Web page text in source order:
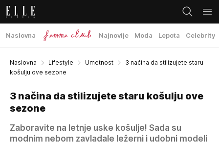
Naslovna Najnovije Moda Lepota Celebrity
Naslovna Lifestyle Umetnost
3 načina da stilizujete staru
košulju ove sezone
3 načina da stilizujete staru košulju ove
sezone
Zaboravite na letnje uske košulje! Sada su
modnim nebom zavladale ležerni i udobni modeli